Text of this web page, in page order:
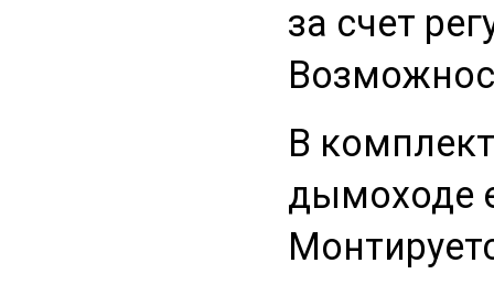
за счет
В
дымоходе